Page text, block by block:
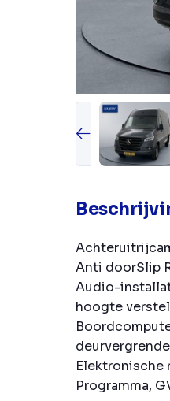
Anti doorSlip
Audio-
hoogte
Elektronische
Programma,